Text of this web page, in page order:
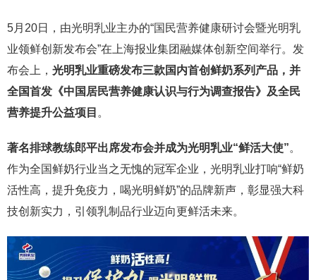
5月20日，由光明乳业主办的“国民营养健康研讨会暨光明乳
业领鲜创新发布会”在上海报业集团融媒体创新空间举行。发
布会上， 光明乳业重磅发布三款国内首创鲜奶系列产品，并
全国首发《中国居民营养健康认识与行为调查报告》及全民
营养提升公益项目 。
著名排球教练郎平出席发布会并成为光明乳业“鲜活大使”。
作为全国鲜奶行业当之无愧的冠军企业，光明乳业打响“鲜奶
活性高，提升免疫力，喝光明鲜奶”的品牌新声，彰显强大科
技创新实力，引领乳制品行业迈向更鲜活未来。